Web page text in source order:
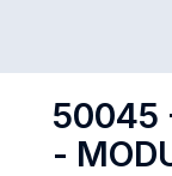
50045
-